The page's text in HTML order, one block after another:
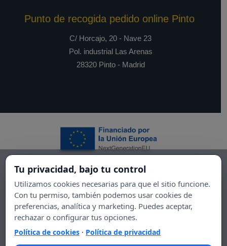
Punto de recogida pedido online Pinto
C/ Horcajo, 20 - Nave 23
Pol. industrial Las Arenas
28320 Pinto - Madrid
Tu privacidad, bajo tu control
Utilizamos cookies necesarias para que el sitio funcione.
Con tu permiso, también podemos usar cookies de
preferencias, analítica y marketing. Puedes aceptar,
rechazar o configurar tus opciones.
Política de cookies · Política de privacidad